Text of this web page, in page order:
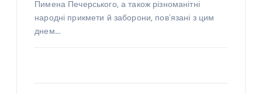
Пимена Печерського, а також різноманітні
народні прикмети й заборони, пов’язані з цим
днем.…